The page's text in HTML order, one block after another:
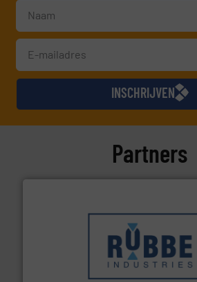
INSCHRIJVEN
Partners
weeg-, verpakking- en
in verschillende sectoren hebben